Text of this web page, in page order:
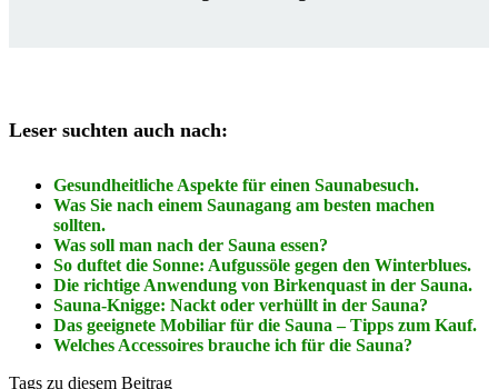
Leser suchten auch nach:
Gesundheitliche Aspekte für einen Saunabesuch.
Was Sie nach einem Saunagang am besten machen
sollten.
Was soll man nach der Sauna essen?
So duftet die Sonne: Aufgussöle gegen den Winterblues.
Die richtige Anwendung von Birkenquast in der Sauna.
Sauna-Knigge: Nackt oder verhüllt in der Sauna?
Das geeignete Mobiliar für die Sauna – Tipps zum Kauf.
Welches Accessoires brauche ich für die Sauna?
Tags zu diesem Beitrag